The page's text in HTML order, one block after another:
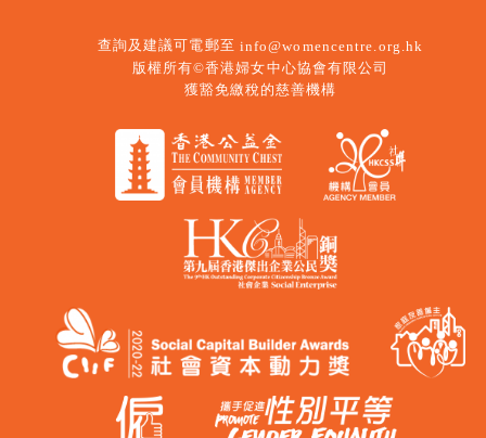
查詢及建議可電郵至 info@womencentre.org.hk
版權所有©香港婦女中心協會有限公司
獲豁免繳稅的慈善機構